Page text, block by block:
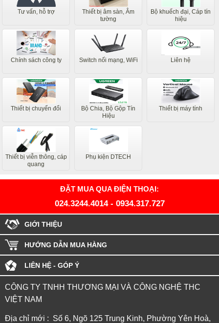
Tư vấn, hỗ trợ
Thiết bị âm sàn, Âm
tường
Bộ khuếch đại, Cáp tín
hiệu
Chính sách công ty Switch nối mạng, WiFi Liên hệ
Thiết bị chuyển đổi
Bộ Chia, Bộ Gộp Tín
Hiệu
Thiết bị máy tính
Thiết bị viễn thông, cáp
quang
Phụ kiện DTECH
ĐẶT MUA QUA ĐIỆN THOẠI:
024.3244.4014- 0934.317.727
GIỚI THIỆU
HƯỚNG DẪN MUA HÀNG
LIÊN HỆ - GÓP Ý
CÔNG TY TNHH THƯƠNG MẠI VÀ CÔNG NGHỆ THC
VIỆT NAM
Địa chỉ mới : Số 6, Ngõ 125 Trung Kinh, Phường Yên Hoà,